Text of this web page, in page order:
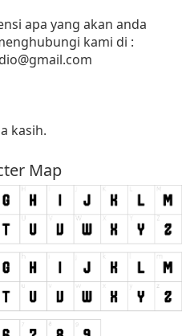
apa yang akan anda
kami di :
kasih.
Map